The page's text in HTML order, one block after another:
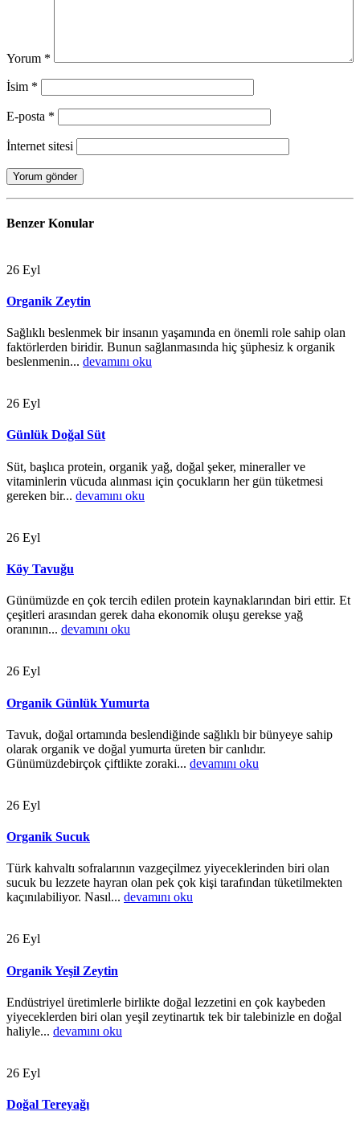
Yorum *
İsim *
E-posta *
İnternet sitesi
Benzer Konular
26 Eyl
Organik Zeytin
Sağlıklı beslenmek bir insanın yaşamında en önemli role sahip olan
faktörlerden biridir. Bunun sağlanmasında hiç şüphesiz k organik
beslenmenin... devamını oku
26 Eyl
Günlük Doğal Süt
Süt, başlıca protein, organik yağ, doğal şeker, mineraller ve
vitaminlerin vücuda alınması için çocukların her gün tüketmesi
gereken bir... devamını oku
26 Eyl
Köy Tavuğu
Günümüzde en çok tercih edilen protein kaynaklarından biri ettir. Et
çeşitleri arasından gerek daha ekonomik oluşu gerekse yağ
oranının... devamını oku
26 Eyl
Organik Günlük Yumurta
Tavuk, doğal ortamında beslendiğinde sağlıklı bir bünyeye sahip
olarak organik ve doğal yumurta üreten bir canlıdır.
Günümüzdebirçok çiftlikte zoraki... devamını oku
26 Eyl
Organik Sucuk
Türk kahvaltı sofralarının vazgeçilmez yiyeceklerinden biri olan
sucuk bu lezzete hayran olan pek çok kişi tarafından tüketilmekten
kaçınılabiliyor. Nasıl... devamını oku
26 Eyl
Organik Yeşil Zeytin
Endüstriyel üretimlerle birlikte doğal lezzetini en çok kaybeden
yiyeceklerden biri olan yeşil zeytinartık tek bir talebinizle en doğal
haliyle... devamını oku
26 Eyl
Doğal Tereyağı